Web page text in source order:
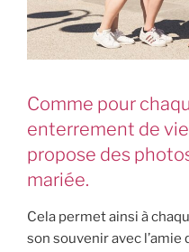
Comme pour
enterrement de
propose des
mariée.
Cela permet ainsi à
son souvenir avec